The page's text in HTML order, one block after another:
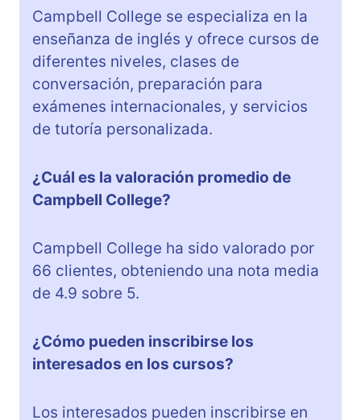
Campbell College se especializa en la
enseñanza de inglés y ofrece cursos de
diferentes niveles, clases de
conversación, preparación para
exámenes internacionales, y servicios
de tutoría personalizada.
¿Cuál es la valoración promedio de
Campbell College?
Campbell College ha sido valorado por
66 clientes, obteniendo una nota media
de 4.9 sobre 5.
¿Cómo pueden inscribirse los
interesados en los cursos?
Los interesados pueden inscribirse en